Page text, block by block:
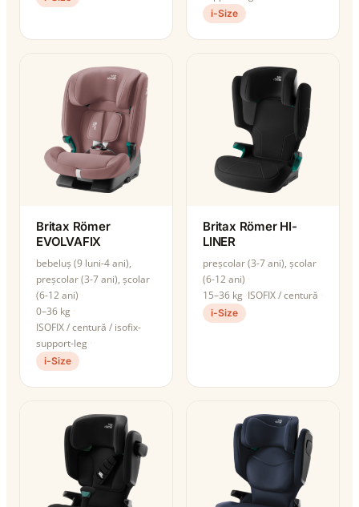
i-Size
Britax Römer
EVOLVAFIX
bebeluș (9 luni-4 ani),
preșcolar (3-7 ani), școlar
(6-12 ani)
0–36 kg
ISOFIX / centură / isofix-
support-leg
i-Size
Britax Römer HI-
LINER
preșcolar (3-7 ani), școlar
(6-12 ani)
15–36 kg ISOFIX / centură
i-Size